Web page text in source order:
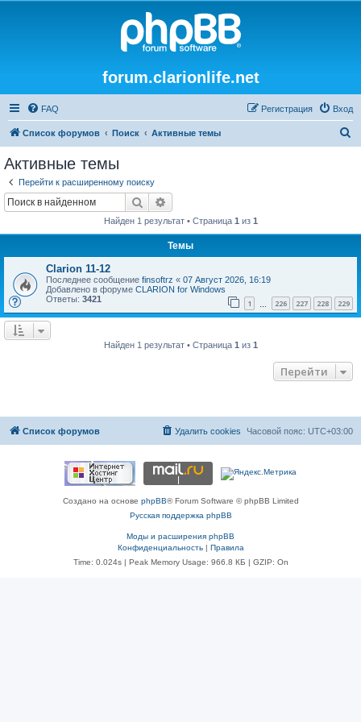
forum.clarionlife.net
FAQ Вход
Регистрация
Список форумов Поиск Активные темы
Активные темы
Перейти к расширенному поиску
Поиск
Найден 1 результат • Страница 1 из 1
Темы
Clarion 11-12
Последнее сообщение finsoftrz « 07 Август 2026, 16:19
Добавлено в форуме CLARION for Windows
Ответы: 3421 1 226 227 228 229
Найден 1 результат • Страница 1 из 1
Перейти
Список форумов Часовой пояс: UTC+03:00
Удалить cookies
Создано на основе phpBB® Forum Software © phpBB Limited
Русская поддержка phpBB
Моды и расширения phpBB
Конфиденциальность| Правила
Time: 0.024s| Peak Memory Usage: 966.8 КБ | GZIP: On